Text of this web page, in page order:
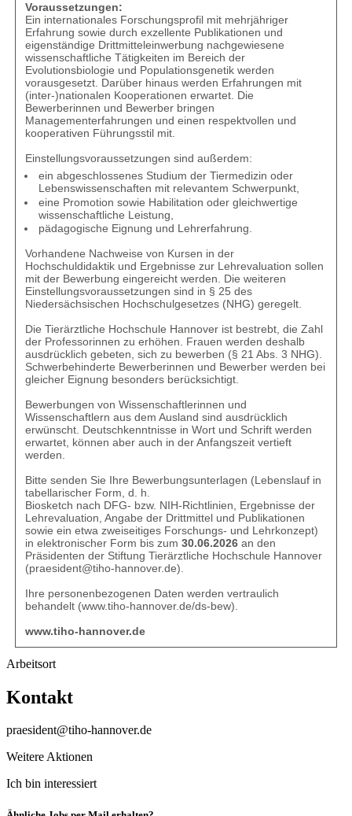
Voraussetzungen:
Ein internationales Forschungsprofil mit mehrjähriger
Erfahrung sowie durch exzellente Publikationen und
eigenständige Drittmitteleinwerbung nachgewiesene
wissenschaftliche Tätigkeiten im Bereich der
Evolutionsbiologie und Populationsgenetik werden
vorausgesetzt. Darüber hinaus werden Erfahrungen mit
(inter-)nationalen Kooperationen erwartet. Die
Bewerberinnen und Bewerber bringen
Managementerfahrungen und einen respektvollen und
kooperativen Führungsstil mit.
Einstellungsvoraussetzungen sind außerdem:
ein abgeschlossenes Studium der Tiermedizin oder
Lebenswissenschaften mit relevantem Schwerpunkt,
eine Promotion sowie Habilitation oder gleichwertige
wissenschaftliche Leistung,
pädagogische Eignung und Lehrerfahrung.
Vorhandene Nachweise von Kursen in der
Hochschuldidaktik und Ergebnisse zur Lehrevaluation sollen
mit der Bewerbung eingereicht werden. Die weiteren
Einstellungsvoraussetzungen sind in § 25 des
Niedersächsischen Hochschulgesetzes (NHG) geregelt.
Die Tierärztliche Hochschule Hannover ist bestrebt, die Zahl
der Professorinnen zu erhöhen. Frauen werden deshalb
ausdrücklich gebeten, sich zu bewerben (§ 21 Abs. 3 NHG).
Schwerbehinderte Bewerberinnen und Bewerber werden bei
gleicher Eignung besonders berücksichtigt.
Bewerbungen von Wissenschaftlerinnen und
Wissenschaftlern aus dem Ausland sind ausdrücklich
erwünscht. Deutschkenntnisse in Wort und Schrift werden
erwartet, können aber auch in der Anfangszeit vertieft
werden.
Bitte senden Sie Ihre Bewerbungsunterlagen (Lebenslauf in
tabellarischer Form, d. h.
Biosketch nach DFG- bzw. NIH-Richtlinien, Ergebnisse der
Lehrevaluation, Angabe der Drittmittel und Publikationen
sowie ein etwa zweiseitiges Forschungs- und Lehrkonzept)
in elektronischer Form bis zum30.06.2026 an den
Präsidenten der Stiftung Tierärztliche Hochschule Hannover
(praesident@tiho-hannover.de).
Ihre personenbezogenen Daten werden vertraulich
behandelt (www.tiho-hannover.de/ds-bew).
www.tiho-hannover.de
Arbeitsort
Kontakt
praesident@tiho-hannover.de
Weitere Aktionen
Ich bin interessiert